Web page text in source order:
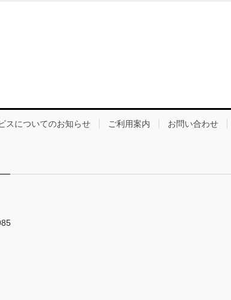
スについてのお知らせ ご利用案内 お問い合わせ